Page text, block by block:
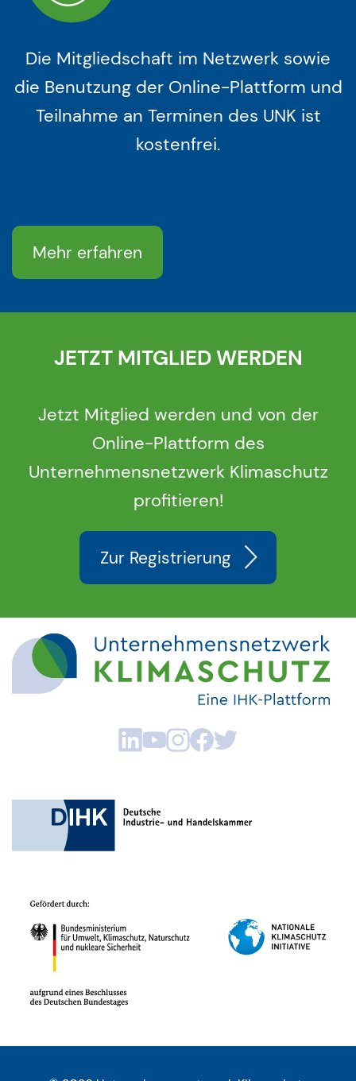
Die Mitgliedschaft im Netzwerk sowie
die Benutzung der Online-Plattform und
Teilnahme an Terminen des UNK ist
kostenfrei.
Mehr erfahren
JETZT MITGLIED WERDEN
Jetzt Mitglied werden und von der
Online-Plattform des
Unternehmensnetzwerk Klimaschutz
profitieren!
Zur Registrierung